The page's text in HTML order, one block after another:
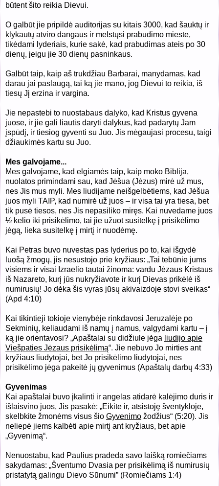
būtent šito reikia Dievui.
O galbūt jie pripildė auditorijas su kitais 3000, kad šauktų ir
klykautų atviro dangaus ir melstųsi prabudimo mieste,
tikėdami lyderiais, kurie sakė, kad prabudimas ateis po 30
dienų, jeigu jie 30 dienų pasninkaus.
Galbūt taip, kaip aš trukdžiau Barbarai, manydamas, kad
darau jai paslaugą, tai ką jie mano, jog Dievui to reikia, iš
tiesų Jį erzina ir vargina.
Jie nepastebi to nuostabaus dalyko, kad Kristus gyvena
juose, ir jie gali liautis daryti dalykus, kad padarytų Jam
įspūdį, ir tiesiog gyventi su Juo. Jis mėgaujasi procesu, taigi
džiaukimės kartu su Juo.
Mes galvojame...
Mes galvojame, kad elgiamės taip, kaip moko Biblija,
nuolatos primindami sau, kad Jėšua (Jėzus) mirė už mus,
nes Jis mus myli. Mes liudijame neišgelbėtiems, kad Jėšua
juos myli TAIP, kad numirė už juos – ir visa tai yra tiesa, bet
tik pusė tiesos, nes Jis nepasiliko miręs. Kai nuvedame juos
½ kelio iki prisikėlimo, tai jie užuot susitelkę į prisikėlimo
jėgą, lieka susitelkę į mirtį ir nuodėmę.
Kai Petras buvo nuvestas pas lyderius po to, kai išgydė
luošą žmogų, jis nesustojo prie kryžiaus: „Tai tebūnie jums
visiems ir visai Izraelio tautai žinoma: vardu Jėzaus Kristaus
iš Nazareto, kurį jūs nukryžiavote ir kurį Dievas prikėlė iš
numirusių! Jo dėka šis vyras jūsų akivaizdoje stovi sveikas“
(Apd 4:10)
Kai tikintieji tokioje vienybėje rinkdavosi Jeruzalėje po
Sekminių, keliaudami iš namų į namus, valgydami kartu – į
ką jie orientavosi? „Apaštalai su didžiule jėga liudijo apie
Viešpaties Jėzaus prisikėlimą“. Jie nebuvo Jo mirties ant
kryžiaus liudytojai, bet Jo prisikėlimo liudytojai, nes
prisikėlimo jėga pakeitė jų gyvenimus (Apaštalų darbų 4:33)
Gyvenimas
Kai apaštalai buvo įkalinti ir angelas atidarė kalėjimo duris ir
išlaisvino juos, Jis pasakė: „Eikite ir, atsistoję šventykloje,
skelbkite žmonėms visus šio Gyvenimo žodžius“ (5:20). Jis
neliepė jiems kalbėti apie mirtį ant kryžiaus, bet apie
„Gyvenimą“.
Nenuostabu, kad Paulius pradeda savo laišką romiečiams
sakydamas: „Šventumo Dvasia per prisikėlimą iš numirusių
pristatytą galingu Dievo Sūnumi” (Romiečiams 1:4)